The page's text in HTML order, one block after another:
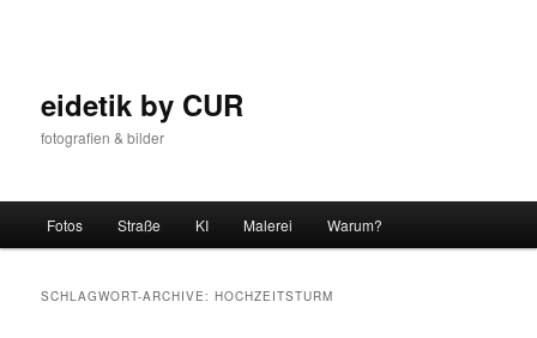
eidetik by CUR
fotografien & bilder
Fotos Straße KI Malerei Warum?
SCHLAGWORT-ARCHIVE:HOCHZEITSTURM